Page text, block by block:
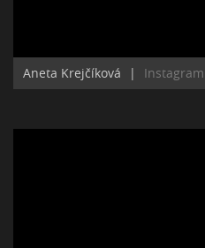
Aneta Krejčíková | Instagram